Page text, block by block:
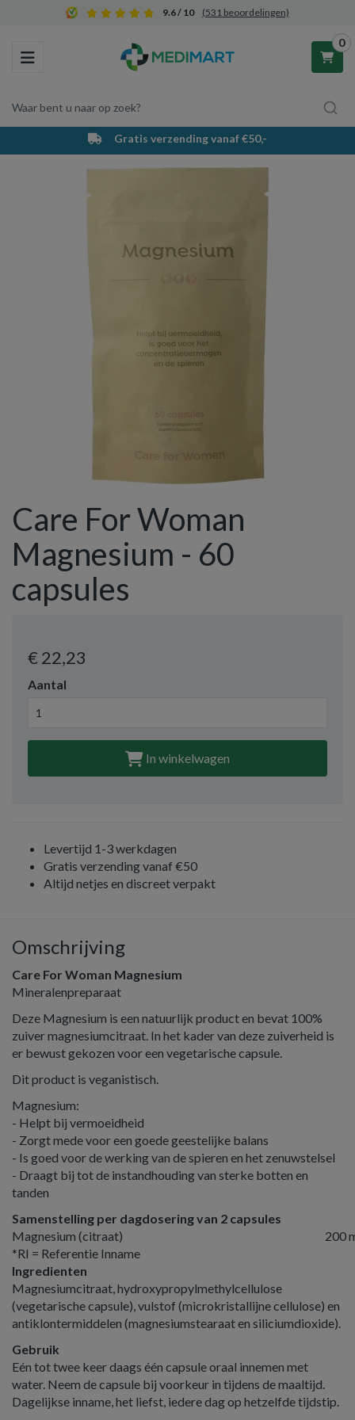
9.6 / 10 (531 beoordelingen)
Toggle navigation
Waar bent u naar op zoek?
0
Winkelwagen
Gratis verzending vanaf €50,-
Care For Woman
Magnesium - 60
capsules
€ 22,23
Aantal
In winkelwagen
Levertijd 1-3 werkdagen
Gratis verzending vanaf €50
Altijd netjes en discreet verpakt
Omschrijving
Care For Woman Magnesium
Mineralenpreparaat
Deze Magnesium is een natuurlijk product en bevat 100%
zuiver magnesiumcitraat. In het kader van deze zuiverheid is
er bewust gekozen voor een vegetarische capsule.
Dit product is veganistisch.
Magnesium:
- Helpt bij vermoeidheid
- Zorgt mede voor een goede geestelijke balans
- Is goed voor de werking van de spieren en het zenuwstelsel
- Draagt bij tot de instandhouding van sterke botten en
tanden
Samenstelling per dagdosering van 2 capsules
Magnesium (citraat)
200
*RI = Referentie Inname
Ingredienten
Magnesiumcitraat, hydroxypropylmethylcellulose
(vegetarische capsule), vulstof (microkristallijne cellulose) en
antiklontermiddelen (magnesiumstearaat en siliciumdioxide).
Gebruik
Eén tot twee keer daags één capsule oraal innemen met
water. Neem de capsule bij voorkeur in tijdens de maaltijd.
Dagelijkse inname, het liefst, iedere dag op hetzelfde tijdstip.